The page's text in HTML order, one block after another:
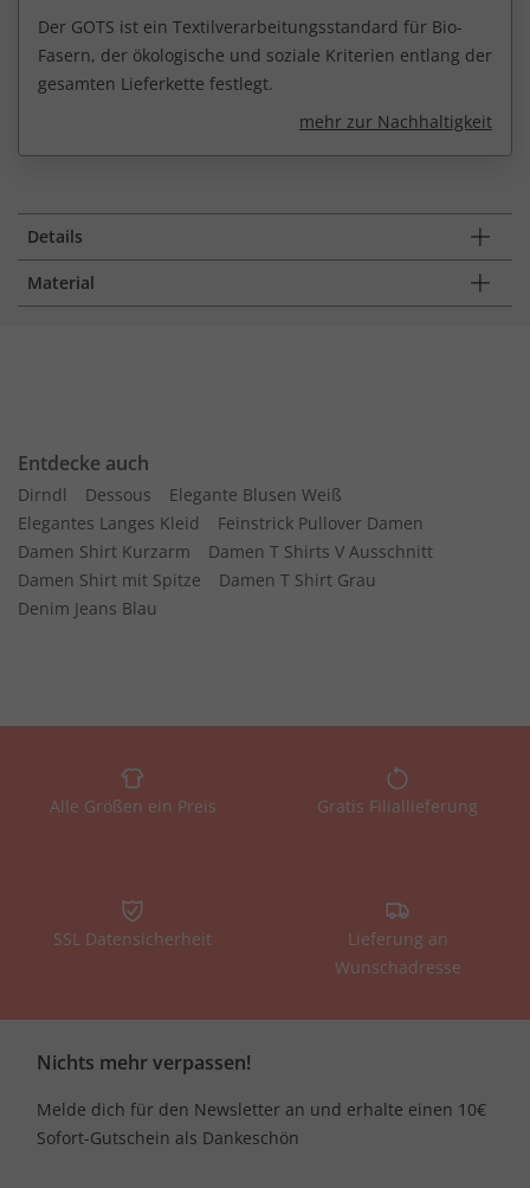
Der GOTS ist ein Textilverarbeitungsstandard für Bio-
Fasern, der ökologische und soziale Kriterien entlang der
gesamten Lieferkette festlegt.
mehr zur Nachhaltigkeit
Details
Material
Entdecke auch
Dirndl Dessous
Elegante Blusen Weiß
Elegantes Langes Kleid
Feinstrick Pullover Damen
Damen Shirt Kurzarm
Damen T Shirts V Ausschnitt
Damen Shirt mit Spitze
Damen T Shirt Grau
Denim Jeans Blau
Alle Größen ein Preis Gratis Filiallieferung
SSL Datensicherheit
Lieferung an
Wunschadresse
Nichts mehr verpassen!
Melde dich für den Newsletter an und erhalte einen 10€
Sofort-Gutschein als Dankeschön